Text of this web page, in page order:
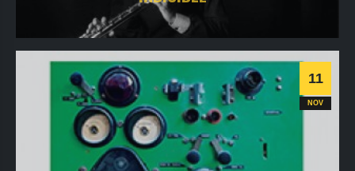
vendredi 2021 - 20h30
Classique
11
NOV